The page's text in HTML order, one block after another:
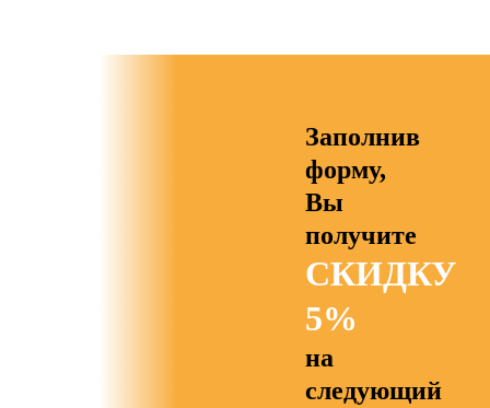
Заполнив
форму,
Вы
получите
СКИДКУ
5%
на
следующий